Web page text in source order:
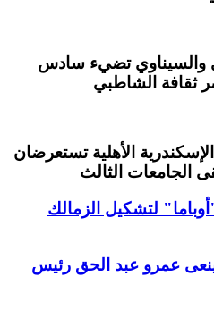
والسيناوي تضيء سادس
ثقافة الشاطبي
الأهلية تستعرضان
الجامعات الثالث
لتشكيل الزمالك
عمرو عبد الحق رئيس